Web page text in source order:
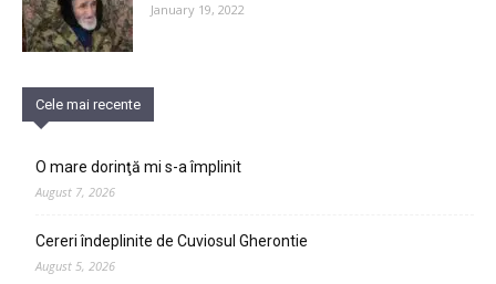
January 19, 2022
Cele mai recente
O mare dorinţă mi s-a împlinit
August 7, 2026
Cereri îndeplinite de Cuviosul Gherontie
August 5, 2026